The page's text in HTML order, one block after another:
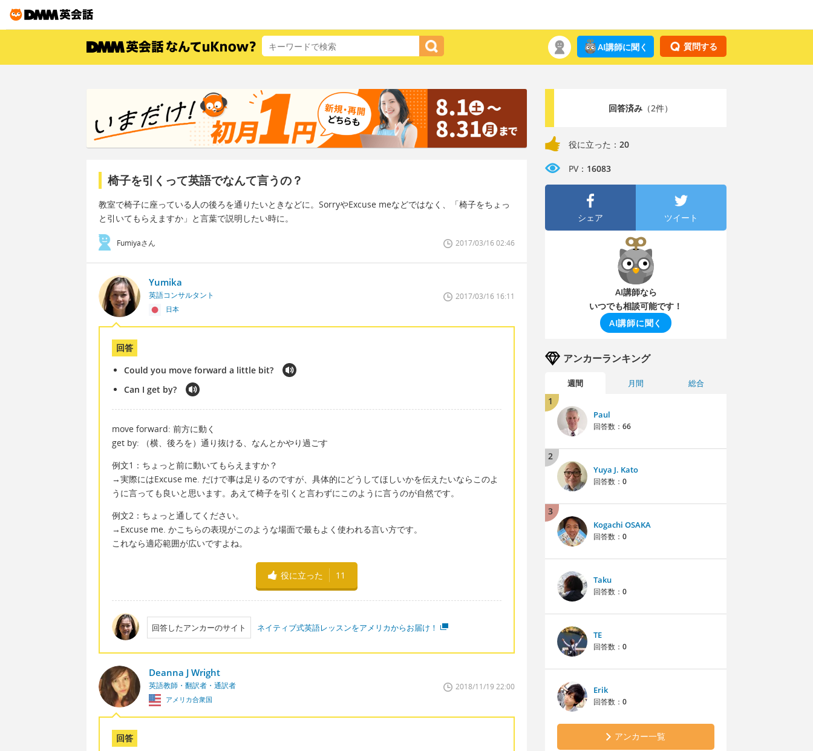
質問する
AI講師に聞く
椅子を引くって英語でなんて言うの？
教室で椅子に座っている人の後ろを通りたいときなどに。SorryやExcuse meなどではなく、「椅子をちょっ
と引いてもらえますか」と言葉で説明したい時に。
Fumiyaさん 2017/03/16 02:46
Yumika
英語コンサルタント
日本
2017/03/16 16:11
回答
Could you move forward a little bit?
Can I get by?
move forward: 前方に動く
get by: （横、後ろを）通り抜ける、なんとかやり過ごす
例文1：ちょっと前に動いてもらえますか？
→実際にはExcuse me. だけで事は足りるのですが、具体的にどうしてほしいかを伝えたいならこのよ
うに言っても良いと思います。あえて椅子を引くと言わずにこのように言うのが自然です。
例文2：ちょっと通してください。
→Excuse me. かこちらの表現がこのような場面で最もよく使われる言い方です。
これなら適応範囲が広いですよね。
役に立った 11
回答したアンカーのサイト ネイティブ式英語レッスンをアメリカからお届け！
Deanna J Wright
英語教師・翻訳者・通訳者
アメリカ合衆国
2018/11/19 22:00
回答
回答済み（2件）
役に立った： 20
PV： 16083
シェア ツイート
AI講師なら
いつでも相談可能です！
AI講師に聞く
アンカーランキング
週間 月間 総合
1
Paul
回答数： 66
2
Yuya J. Kato
回答数： 0
3
Kogachi OSAKA
回答数： 0
Taku
回答数： 0
TE
回答数： 0
Erik
回答数： 0
アンカー一覧